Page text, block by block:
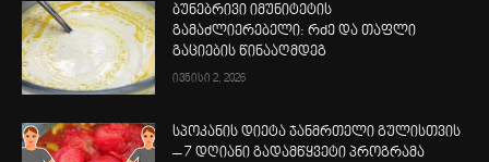
ბუნებრივი იმუნიტეტის
გამაძლიერებელი: რძე და თაფლი
გაციების წინააღმდეგ
ივნისი 2, 2026
სპოკანის დიეტა ჯანმრთელი გულისთვის
– 7 დღიანი გადამწყვეტი პროგრამა